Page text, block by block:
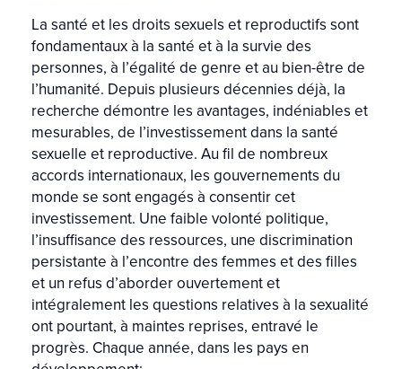
La santé et les droits sexuels et reproductifs sont
fondamentaux à la santé et à la survie des
personnes, à l’égalité de genre et au bien-être de
l’humanité. Depuis plusieurs décennies déjà, la
recherche démontre les avantages, indéniables et
mesurables, de l’investissement dans la santé
sexuelle et reproductive. Au fil de nombreux
accords internationaux, les gouvernements du
monde se sont engagés à consentir cet
investissement. Une faible volonté politique,
l’insuffisance des ressources, une discrimination
persistante à l’encontre des femmes et des filles
et un refus d’aborder ouvertement et
intégralement les questions relatives à la sexualité
ont pourtant, à maintes reprises, entravé le
progrès. Chaque année, dans les pays en